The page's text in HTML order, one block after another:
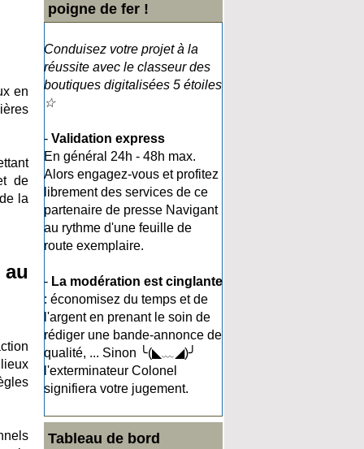
poigne de fer !
Conduisez votre projet à la
réussite avec le classeur des
boutiques digitalisées 5 étoiles
☆
- Validation express
En général 24h - 48h max.
Alors engagez-vous et profitez
librement des services de ce
partenaire de presse Navigant
au rythme d'une feuille de
route exemplaire.
- La modération est cinglante
: économisez du temps et de
l'argent en prenant le soin de
rédiger une bande-annonce de
qualité, ... Sinon ╰(◣﹏◢)╯
l'exterminateur Colonel
signifiera votre jugement.
Tableau de bord
en
de
la